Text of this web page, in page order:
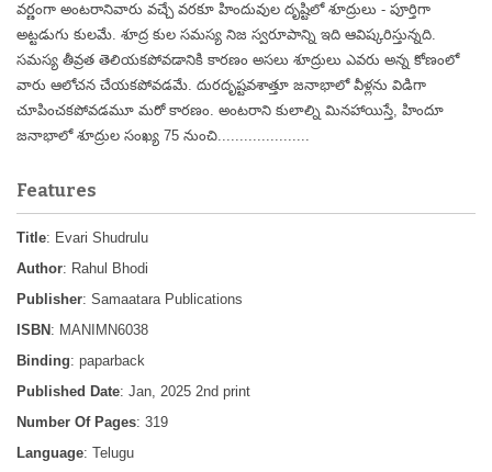
వర్ణంగా అంటరానివారు వచ్చే వరకూ హిందువుల దృష్టిలో శూద్రులు - పూర్తిగా
అట్టడుగు కులమే. శూద్ర కుల సమస్య నిజ స్వరూపాన్ని ఇది ఆవిష్కరిస్తున్నది.
సమస్య తీవ్రత తెలియకపోవడానికి కారణం అసలు శూద్రులు ఎవరు అన్న కోణంలో
వారు ఆలోచన చేయకపోవడమే. దురదృష్టవశాత్తూ జనాభాలో వీళ్లను విడిగా
చూపించకపోవడమూ మరో కారణం. అంటరాని కులాల్ని మినహాయిస్తే, హిందూ
జనాభాలో శూద్రుల సంఖ్య 75 నుంచి.....................
Features
Title: Evari Shudrulu
Author: Rahul Bhodi
Publisher: Samaatara Publications
ISBN : MANIMN6038
Binding: paparback
Published Date: Jan, 2025 2nd print
Number Of Pages: 319
Language: Telugu